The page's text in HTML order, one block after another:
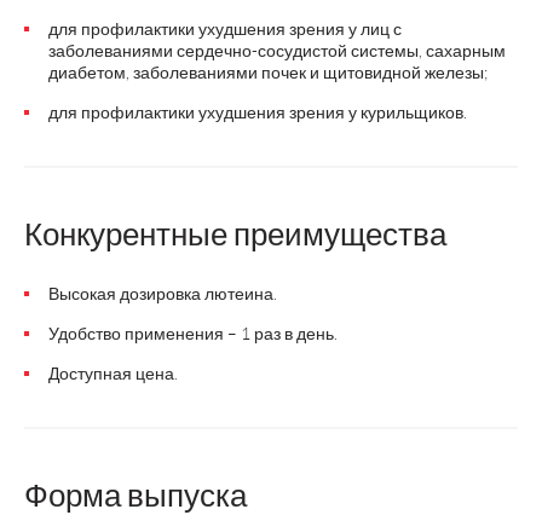
для профилактики ухудшения зрения у лиц с
заболеваниями сердечно-сосудистой системы, сахарным
диабетом, заболеваниями почек и щитовидной железы;
для профилактики ухудшения зрения у курильщиков.
Конкурентные преимущества
Высокая дозировка лютеина.
Удобство применения – 1 раз в день.
Доступная цена.
Форма выпуска